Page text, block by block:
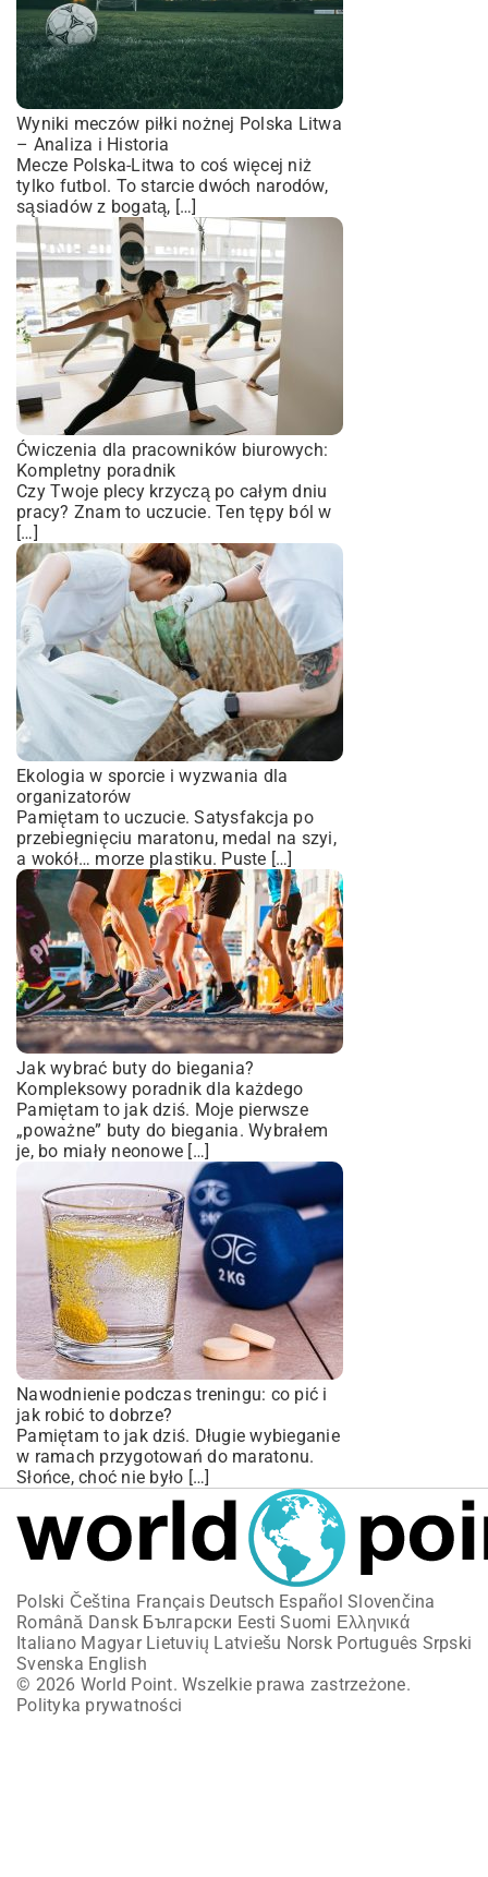
Wyniki meczów piłki nożnej Polska Litwa
– Analiza i Historia
Mecze Polska-Litwa to coś więcej niż
tylko futbol. To starcie dwóch narodów,
sąsiadów z bogatą, […]
Ćwiczenia dla pracowników biurowych:
Kompletny poradnik
Czy Twoje plecy krzyczą po całym dniu
pracy? Znam to uczucie. Ten tępy ból w
[…]
Ekologia w sporcie i wyzwania dla
organizatorów
Pamiętam to uczucie. Satysfakcja po
przebiegnięciu maratonu, medal na szyi,
a wokół… morze plastiku. Puste […]
Jak wybrać buty do biegania?
Kompleksowy poradnik dla każdego
Pamiętam to jak dziś. Moje pierwsze
„poważne” buty do biegania. Wybrałem
je, bo miały neonowe […]
Nawodnienie podczas treningu: co pić i
jak robić to dobrze?
Pamiętam to jak dziś. Długie wybieganie
w ramach przygotowań do maratonu.
Słońce, choć nie było […]
Polski Čeština Français Deutsch Español Slovenčina
Română Dansk Български Eesti Suomi Ελληνικά
Italiano Magyar Lietuvių Latviešu Norsk Português Srpski
Svenska English
© 2026 World Point. Wszelkie prawa zastrzeżone.
Polityka prywatności